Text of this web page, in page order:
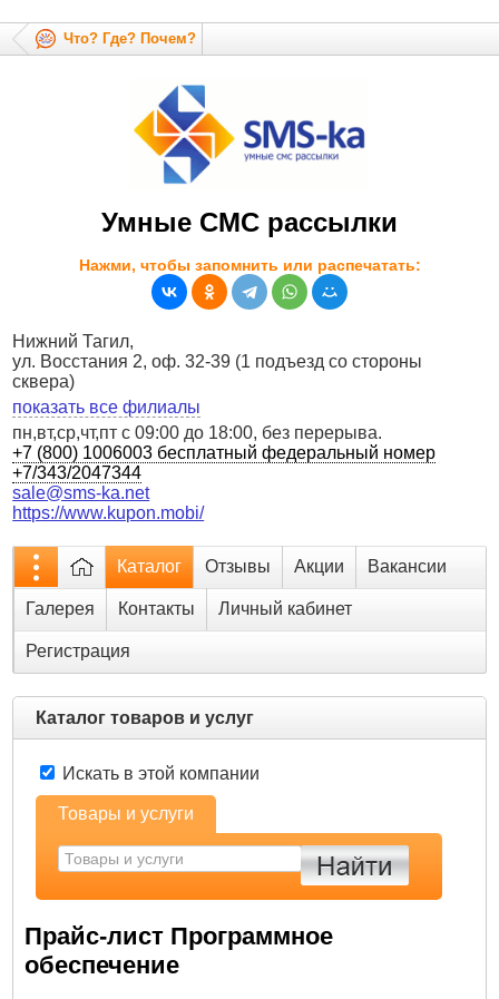
Что? Где? Почем?
Умные СМС рассылки
Нажми, чтобы запомнить или распечатать:
Нижний Тагил,
ул. Восстания 2, оф. 32-39 (1 подъезд со стороны
сквера)
показать все филиалы
пн,вт,ср,чт,пт c 09:00 до 18:00, без перерыва.
+7 (800) 1006003 бесплатный федеральный номер
+7/343/2047344
sale@sms-ka.net
https://www.kupon.mobi/
Каталог Отзывы Акции Вакансии
Галерея Контакты Личный кабинет
Регистрация
Каталог товаров и услуг
Товары и услуги
Искать в этой компании
Прайс-лист Программное
обеспечение